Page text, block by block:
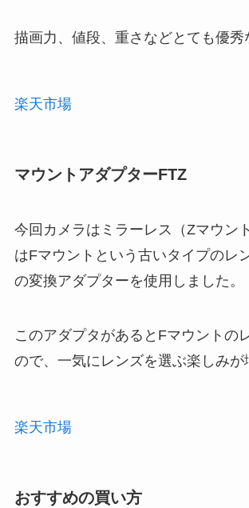
描画力、値段、重さなどとても優秀
楽天市場
マウントアダプターFTZ
今回カメラはミラーレス（Zマウン
はFマウントという古いタイプのレ
の変換アダプターを使用しました。
このアダプタがあるとFマウントの
ので、一気にレンズを選ぶ楽しみが
楽天市場
おすすめの買い方